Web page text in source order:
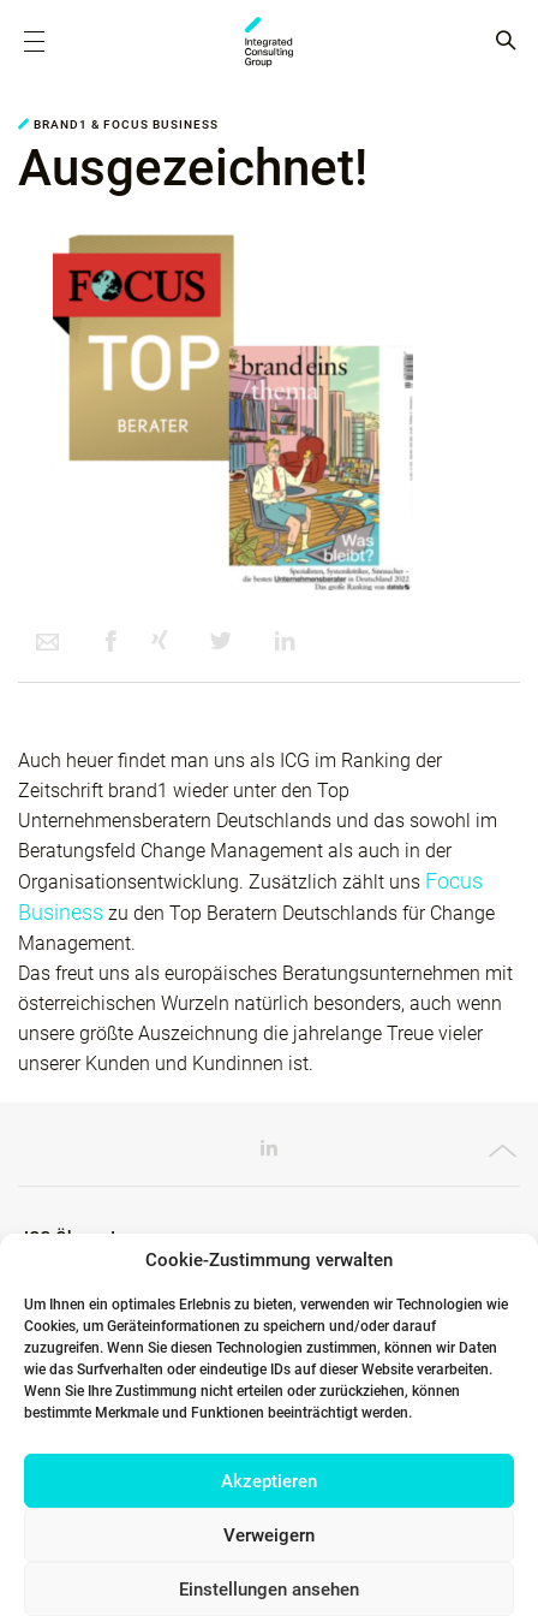
Cookie-Zustimmung verwalten
Um Ihnen ein optimales Erlebnis zu bieten, verwenden wir Technologien wie
Cookies, um Geräteinformationen zu speichern und/oder darauf
zuzugreifen. Wenn Sie diesen Technologien zustimmen, können wir Daten
wie das Surfverhalten oder eindeutige IDs auf dieser Website verarbeiten.
Wenn Sie Ihre Zustimmung nicht erteilen oder zurückziehen, können
bestimmte Merkmale und Funktionen beeinträchtigt werden.
Akzeptieren
Verweigern
Einstellungen ansehen
BRAND1 & FOCUS BUSINESS
Ausgezeichnet!
Auch heuer findet man uns als ICG im Ranking der
Zeitschrift brand1 wieder unter den Top
Unternehmensberatern Deutschlands und das sowohl im
Beratungsfeld Change Management als auch in der
Organisationsentwicklung. Zusätzlich zählt uns Focus
Business zu den Top Beratern Deutschlands für Change
Management.
Das freut uns als europäisches Beratungsunternehmen mit
österreichischen Wurzeln natürlich besonders, auch wenn
unsere größte Auszeichnung die jahrelange Treue vieler
unserer Kunden und Kundinnen ist.
ICG Ökosystem
Globale Partner